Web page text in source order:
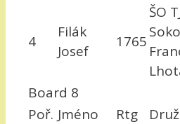
4
Filák
Josef
1765
ŠO
Board 8
Poř. Jméno Rtg